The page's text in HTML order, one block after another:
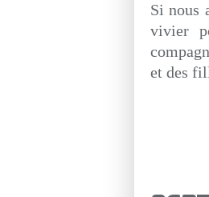
Si nous
vivier
et des